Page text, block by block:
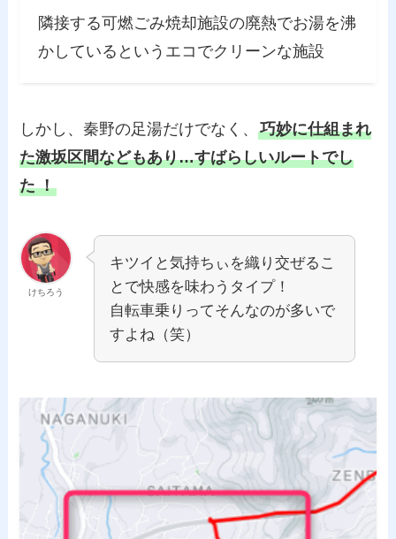
隣接する可燃ごみ焼却施設の廃熱でお湯を沸
かしているというエコでクリーンな施設
しかし、秦野の足湯だけでなく、巧妙に仕組まれ
た激坂区間などもあり…すばらしいルートでし
た ！
けちろう
キツイと気持ちぃを織り交ぜるこ
とで快感を味わうタイプ！
自転車乗りってそんなのが多いで
すよね（笑）